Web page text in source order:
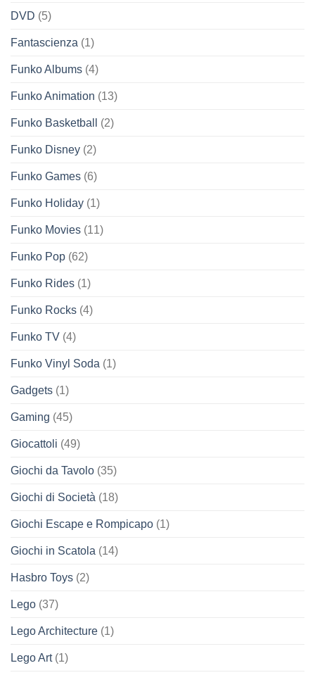
DVD (5)
Fantascienza (1)
Funko Albums (4)
Funko Animation (13)
Funko Basketball (2)
Funko Disney (2)
Funko Games (6)
Funko Holiday (1)
Funko Movies (11)
Funko Pop (62)
Funko Rides (1)
Funko Rocks (4)
Funko TV (4)
Funko Vinyl Soda (1)
Gadgets (1)
Gaming (45)
Giocattoli (49)
Giochi da Tavolo (35)
Giochi di Società (18)
Giochi Escape e Rompicapo (1)
Giochi in Scatola (14)
Hasbro Toys (2)
Lego (37)
Lego Architecture (1)
Lego Art(1)